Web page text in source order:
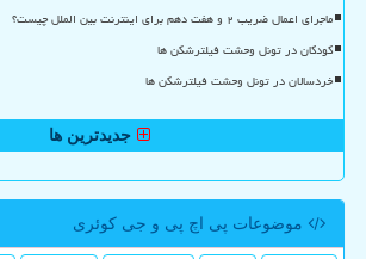
ماجرای اعمال ضریب ۲ و هفت دهم برای اینترنت بین الملل چیست؟
کودکان در تونل وحشت فیلترشکن ها
خردسالان در تونل وحشت فیلترشکن ها
جدیدترین ها
موضوعات پی اچ پی و جی كوئری